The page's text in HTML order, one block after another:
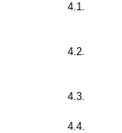
4.1.
4.2.
4.3.
4.4.